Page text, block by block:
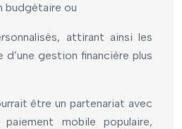
budgétaire ou
attirant ainsi les
d’une gestion financière plus
être un partenariat avec
mobile populaire,